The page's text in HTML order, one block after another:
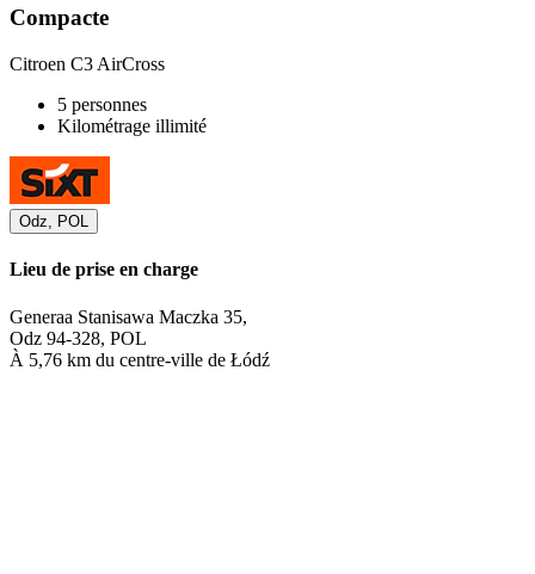
Compacte
Citroen C3 AirCross
5 personnes
Kilométrage illimité
Odz, POL
Lieu de prise en charge
Generaa Stanisawa Maczka 35,
Odz 94-328, POL
À 5,76 km du centre-ville de Łódź